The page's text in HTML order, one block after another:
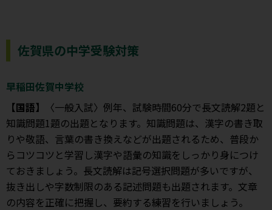
佐賀県の中学受験対策
早稲田佐賀中学校
【国語】
〈一般入試〉例年、試験時間60分で長文読解2題と
知識問題1題の出題となります。知識問題は、漢字の書き取
りや敬語、言葉の書き換えなどが出題されるため、普段か
らコツコツと学習し漢字や語彙の知識をしっかり身につけ
ておきましょう。長文読解は記号選択問題が多いですが、
抜き出しや字数制限のある記述問題も出題されます。文章
の内容を正確に把握し、要約する練習を行いましょう。